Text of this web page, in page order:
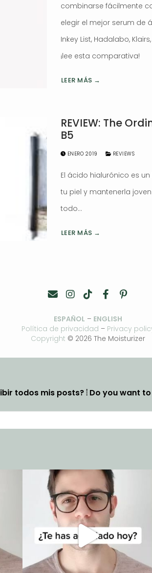
combinarse fácilmente
elegir el mejor serum de
Inkey List, Hadalabo,
¡lee esta comparativa!
LEER MÁS →
REVIEW: The
B5
ENERO 2019 REVIEWS
El ácido hialurónico es
tu piel y mantenerla
todo…
LEER MÁS →
ESPAÑOL – ENGLISH
Política de privacidad – Privacy
Copyright © 2026 The Moisturizer
todos mis posts? ⦙ Do you want